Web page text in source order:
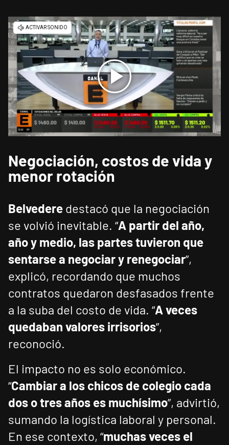
Negociación, costos de vida y
menor rotación
Belvedere destacó que la negociación
se volvió inevitable. “A partir del año,
año y medio, las partes tuvieron que
sentarse a negociar y renegociar”,
explicó, recordando que muchos
contratos quedaron desfasados frente
a la suba del costo de vida. “A veces
quedaban valores irrisorios”,
reconoció.
El impacto no es solo económico.
“Cambiar a los chicos de colegio cada
dos o tres años es muchísimo”, advirtió,
sumando la logística laboral y personal.
En ese contexto, “muchas veces el